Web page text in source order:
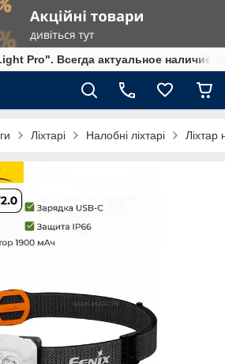
Pro". Всегда актуальное
Ліхтарі Налобні ліхтарі